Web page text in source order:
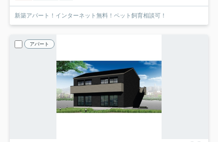
新築アパート！インターネット無料！ペット飼育相談可！
アパート